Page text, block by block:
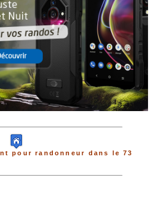
pour randonneur dans le 73